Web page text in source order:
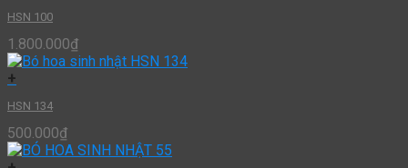
HSN 100
1.800.000₫
+
HSN 134
500.000₫